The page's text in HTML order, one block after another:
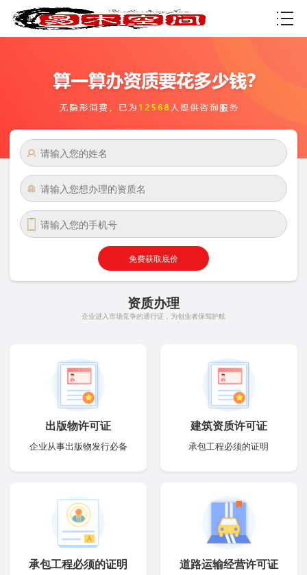
资质许可
免费获取底价
资质办理
企业进入市场竞争的通行证，为创业者保驾护航
出版物许可证
企业从事出版物发行必备
建筑资质许可证
承包工程必须的证明
承包工程必须的证明 道路运输经营许可证